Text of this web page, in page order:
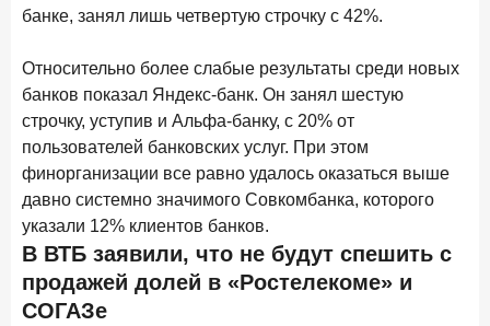
26 марта 2026 года ИССЛЕДОВАНИЕ
распределяют подписки
ИССЛЕДОВАНИЕ
Ипотека. Итоги работы крупнейших ипотечных банков
в феврале 2026 года
18 марта 2026 года ИССЛЕДОВАНИЕ
Банки начали снижать ставки по вкладам еще до
решения ЦБ
16 марта 2026 года
Frank RG объявила победителей кейс-чемпионата
банке, занял лишь четвертую строчку с 42%.
Относительно более слабые результаты среди новых
банков показал Яндекс-банк. Он занял шестую
строчку, уступив и Альфа-банку, с 20% от
пользователей банковских услуг. При этом
финорганизации все равно удалось оказаться выше
давно системно значимого Совкомбанка, которого
указали 12% клиентов банков.
В ВТБ заявили, что не будут спешить с
продажей долей в «Ростелекоме» и
СОГАЗе